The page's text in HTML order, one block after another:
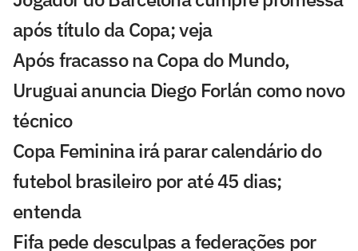
após título da Copa; veja
Após fracasso na Copa do Mundo,
Uruguai anuncia Diego Forlán como novo
técnico
Copa Feminina irá parar calendário do
futebol brasileiro por até 45 dias;
entenda
Fifa pede desculpas a federações por